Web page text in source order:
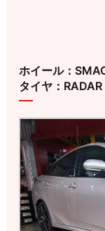
ホイール：
タイヤ：